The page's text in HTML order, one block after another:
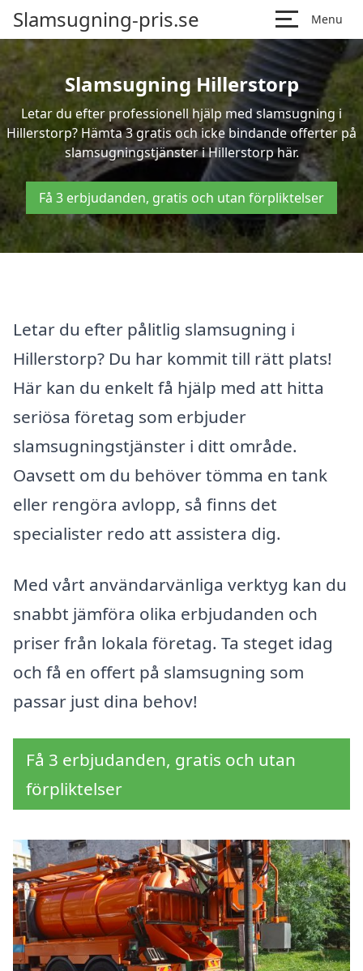
Slamsugning-pris.se Menu
Slamsugning Hillerstorp
Letar du efter professionell hjälp med slamsugning i
Hillerstorp? Hämta 3 gratis och icke bindande offerter på
slamsugningstjänster i Hillerstorp här.
Få 3 erbjudanden, gratis och utan förpliktelser
Letar du efter pålitlig slamsugning i
Hillerstorp? Du har kommit till rätt plats!
Här kan du enkelt få hjälp med att hitta
seriösa företag som erbjuder
slamsugningstjänster i ditt område.
Oavsett om du behöver tömma en tank
eller rengöra avlopp, så finns det
specialister redo att assistera dig.
Med vårt användarvänliga verktyg kan du
snabbt jämföra olika erbjudanden och
priser från lokala företag. Ta steget idag
och få en offert på slamsugning som
passar just dina behov!
Få 3 erbjudanden, gratis och utan
förpliktelser